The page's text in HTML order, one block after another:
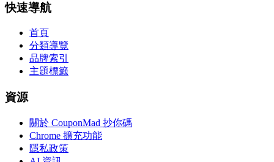
快速導航
首頁
分類導覽
品牌索引
主題標籤
資源
關於 CouponMad 抄你碼
Chrome 擴充功能
隱私政策